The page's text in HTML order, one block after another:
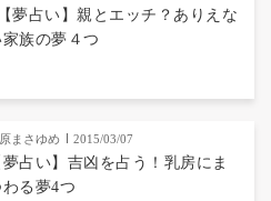
夢占い】親とエッチ？ありえな
家族の夢４つ
まさゆめ 2015/03/07
夢占い】吉凶を占う！乳房にま
わる夢4つ